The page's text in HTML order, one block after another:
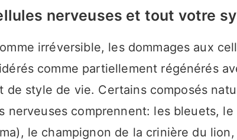
nerveuses et tout votre
irréversible, les dommages aux
comme partiellement régénérés
de style de vie. Certains composés
nerveuses comprennent: les bleuets,
le champignon de la crinière du lion,